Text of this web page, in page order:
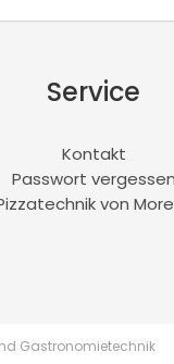
Service
Kontakt
Passwort vergessen
von
Gastronomietechnik